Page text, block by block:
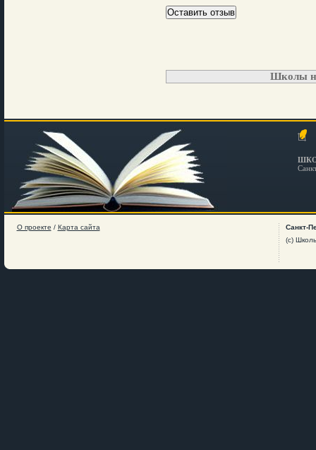
Школы
О проекте / Карта сайта
Санкт-
(c)